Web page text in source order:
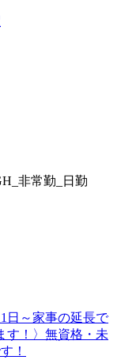
非常勤_日勤
日～家事の延長で
す！〉無資格・未
！